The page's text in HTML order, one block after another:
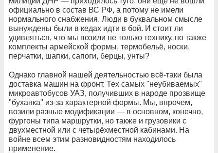
официально в состав ВС РФ, а потому не имели
нормального снабжения. Люди в буквальном смысле
вынуждены были в кедах идти в бой. И стоит ли
удивляться, что мы возили не только технику, но также
комплекты армейской формы, термобельё, носки,
перчатки, шапки, сапоги, берцы, унты?
Однако главной нашей деятельностью всё-таки была
доставка машин на фронт. Тех самых "неубиваемых"
микроавтобусов УАЗ, получивших в народе прозвище
"буханка" из-за характерной формы. Мы, впрочем,
возили разные модификации — в основном, конечно,
фургоны типа маршрутки, но также и грузовики с
двухместной или с четырёхместной кабинами. На
войне всем этим разновидностям находилось
применение.